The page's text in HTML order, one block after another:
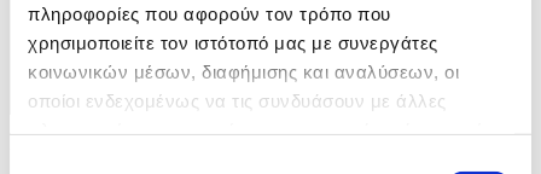
πληροφορίες που αφορούν τον τρόπο που
χρησιμοποιείτε τον ιστότοπό μας με συνεργάτες
κοινωνικών μέσων, διαφήμισης και αναλύσεων, οι
οποίοι ενδεχομένως να τις συνδυάσουν με άλλες